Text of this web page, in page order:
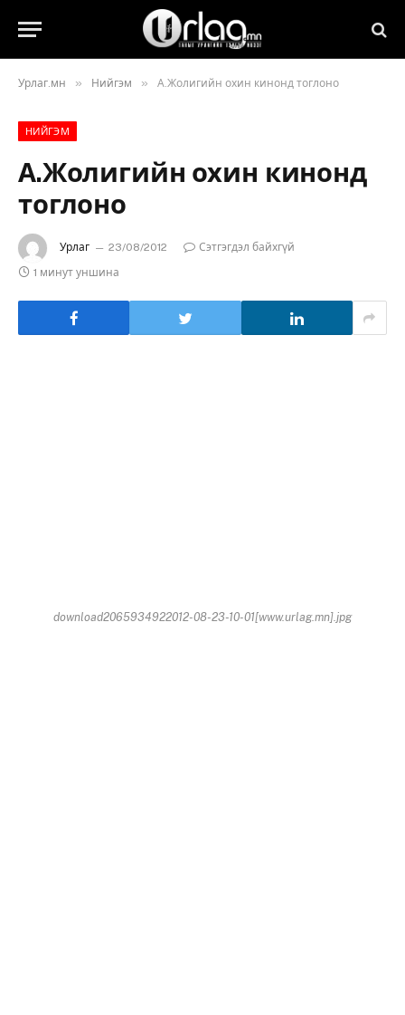
Урлаг.мн » Нийгэм » А.Жолигийн охин кинонд тоглоно
НИЙГЭМ
А.Жолигийн охин кинонд
тоглоно
Урлаг 23/08/2012
Сэтгэгдэл байхгүй
1 минут уншина
download2065934922012-08-23-10-01[www.urlag.mn].jpg